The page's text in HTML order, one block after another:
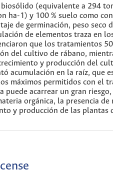
(equivalente a 294
ha-1) y 100 % suelo como
de germinación, peso seco
de elementos traza en
que los tratamientos
del cultivo de rábano,
y producción del
acumulación en la raíz, que
máximos permitidos con el
acarrear un gran riesgo,
orgánica, la presencia de
y producción de las plantas